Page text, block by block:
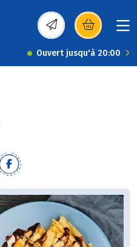
(s’ouvre dans une
Ouvert jusqu'à 20:00